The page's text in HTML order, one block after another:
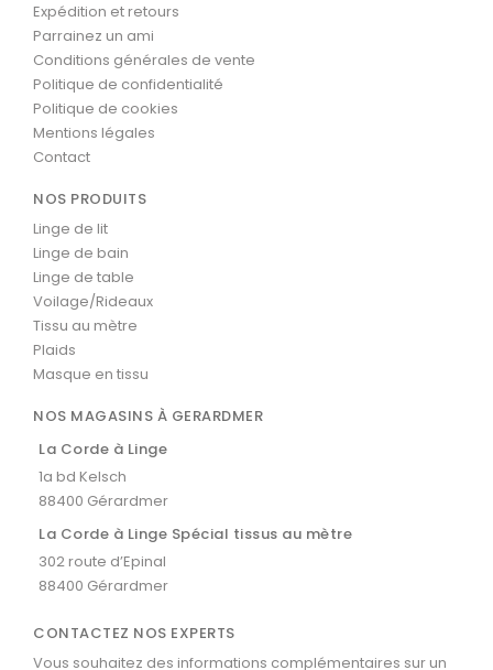
Expédition et retours
Parrainez un ami
Conditions générales de vente
Politique de confidentialité
Politique de cookies
Mentions légales
Contact
NOS PRODUITS
Linge de lit
Linge de bain
Linge de table
Voilage/Rideaux
Tissu au mètre
Plaids
Masque en tissu
NOS MAGASINS À GERARDMER
La Corde à Linge
1a bd Kelsch
88400 Gérardmer
La Corde à Linge Spécial tissus au mètre
302 route d’Epinal
88400 Gérardmer
CONTACTEZ NOS EXPERTS
Vous souhaitez des informations complémentaires sur un